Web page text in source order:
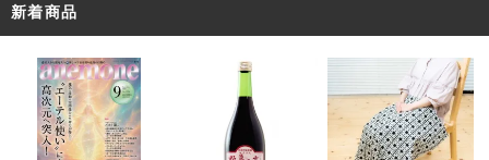
新着商品